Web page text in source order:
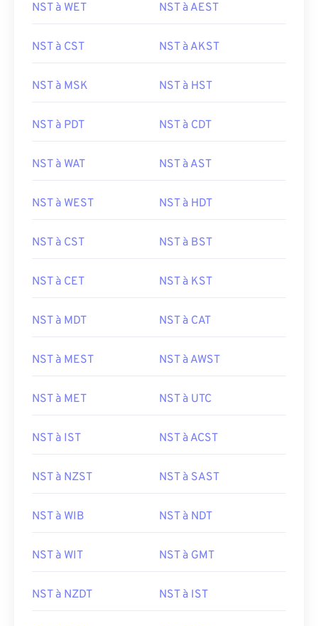
NST à WET NST à AEST
NST à CST NST à AKST
NST à MSK NST à HST
NST à PDT NST à CDT
NST à WAT NST à AST
NST à WEST NST à HDT
NST à CST NST à BST
NST à CET NST à KST
NST à MDT NST à CAT
NST à MEST NST à AWST
NST à MET NST à UTC
NST à IST NST à ACST
NST à NZST NST à SAST
NST à WIB NST à NDT
NST à WIT NST à GMT
NST à NZDT NST à IST